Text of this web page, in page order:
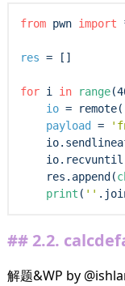
from pwn import
res = []
for i in range
io = remote(
payload
=
    res.append(
print ( ''
2.2.
解题&WP by